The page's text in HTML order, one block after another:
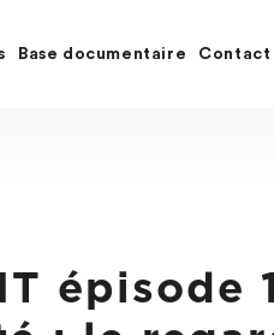
Base documentaire Contact